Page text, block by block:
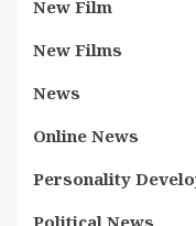
New Film
New Films
News
Online News
Personality
Political News